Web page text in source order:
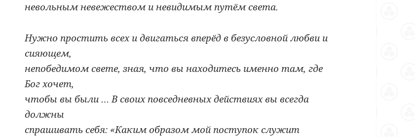
невольным невежеством и невидимым путём света.
Нужно простить всех и двигаться вперёд в безусловной любви и
сияющем,
непобедимом свете, зная, что вы находитесь именно там, где
Бог хочет,
чтобы вы были … В своих повседневных действиях вы всегда
должны
спрашивать себя: «Каким образом мой поступок служит